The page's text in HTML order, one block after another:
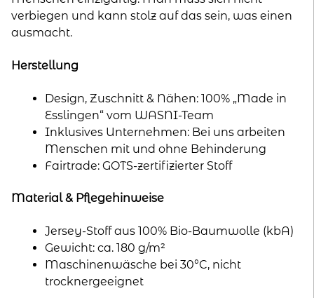
verbiegen und kann stolz auf das sein, was einen
ausmacht.
Herstellung
Design, Zuschnitt & Nähen: 100% „Made in
Esslingen“ vom WASNI-Team
Inklusives Unternehmen: Bei uns arbeiten
Menschen mit und ohne Behinderung
Fairtrade: GOTS-zertifizierter Stoff
Material & Pflegehinweise
Jersey-Stoff aus 100% Bio-Baumwolle (kbA)
Gewicht: ca. 180 g/m²
Maschinenwäsche bei 30°C, nicht
trocknergeeignet